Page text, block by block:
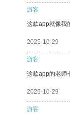
游客
这款app就像我
2025-10-29
游客
这款app的老师
2025-10-29
游客